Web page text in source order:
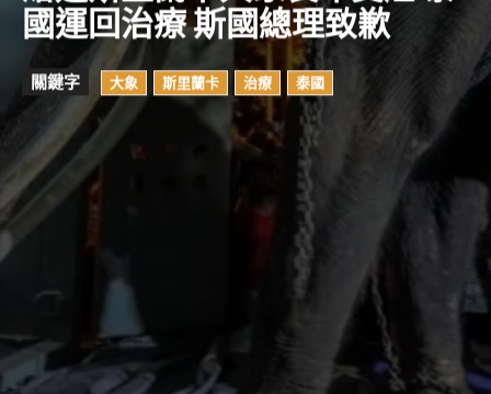
國運回治療 斯國總理致歉
關鍵字 大象 斯里蘭卡 治療 泰國